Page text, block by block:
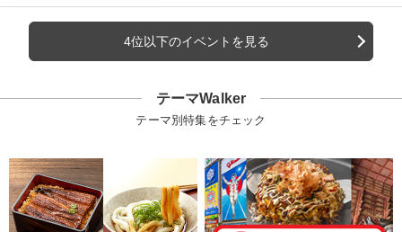
4位以下のイベントを見る
テーマWalker
テーマ別特集をチェック